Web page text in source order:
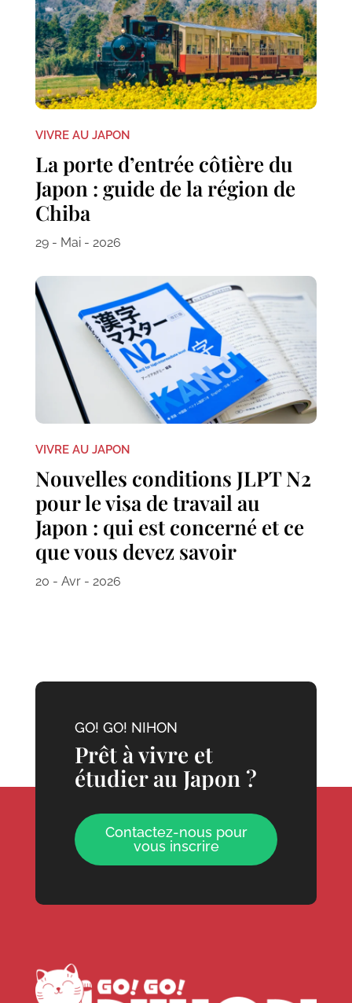
VIVRE AU JAPON
La porte d’entrée côtière du
Japon : guide de la région de
Chiba
29 - Mai - 2026
VIVRE AU JAPON
Nouvelles conditions JLPT N2
pour le visa de travail au
Japon : qui est concerné et ce
que vous devez savoir
20 - Avr - 2026
GO! GO! NIHON
Prêt à vivre et
étudier au Japon ?
Contactez-nous pour
vous inscrire